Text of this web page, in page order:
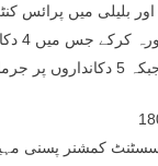
بلیلی میں پرائس
دوران
اسسٹنٹ کمشنر